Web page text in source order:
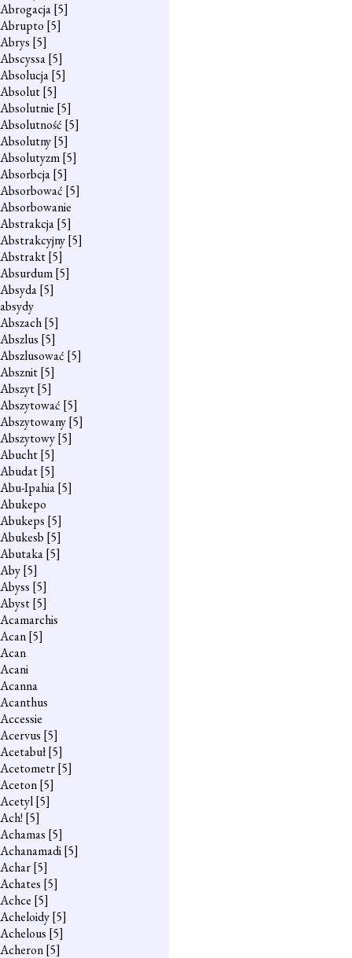
Abrogacja[5]
Abrupto [5]
Abrys [5]
Abscyssa[5]
Absolucja[5]
Absolut[5]
Absolutnie [5]
Absolutność [5]
Absolutny[5]
Absolutyzm[5]
Absorbcja[5]
Absorbować [5]
Absorbowanie
Abstrakcja[5]
Abstrakcyjny[5]
Abstrakt[5]
Absurdum[5]
Absyda[5]
absydy
Abszach[5]
Abszlus [5]
Abszlusować [5]
Absznit[5]
Abszyt[5]
Abszytować [5]
Abszytowany[5]
Abszytowy[5]
Abucht[5]
Abudat[5]
Abu-Ipahia[5]
Abukepo
Abukeps [5]
Abukesb [5]
Abutaka[5]
Aby[5]
Abyss [5]
Abyst[5]
Acamarchis
Acan[5]
Acan
Acani
Acanna
Acanthus
Accessie
Acervus [5]
Acetabuł[5]
Acetometr[5]
Aceton[5]
Acetyl[5]
Ach! [5]
Achamas [5]
Achanamadi[5]
Achar[5]
Achates [5]
Achce [5]
Acheloidy[5]
Achelous [5]
Acheron[5]